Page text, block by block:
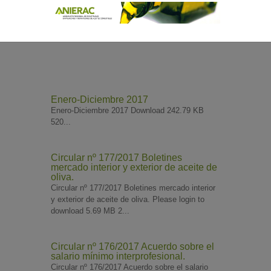
Enero-Diciembre 2017
Enero-Diciembre 2017 Download 242.79 KB
520...
Circular nº 177/2017 Boletines
mercado interior y exterior de aceite de
oliva.
Circular nº 177/2017 Boletines mercado interior
y exterior de aceite de oliva. Please login to
download 5.69 MB 2...
Circular nº 176/2017 Acuerdo sobre el
salario mínimo interprofesional.
Circular nº 176/2017 Acuerdo sobre el salario